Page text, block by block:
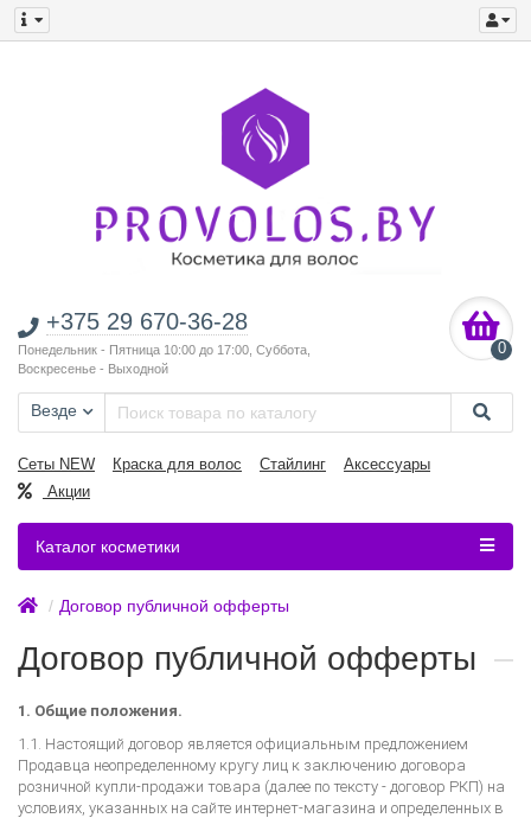
+375 29 670-36-28
Понедельник - Пятница 10:00 до 17:00, Суббота,
Воскресенье - Выходной
0
Везде
Сеты NEW Краска для волос Стайлинг
Аксессуары
Акции
Каталог косметики
Договор публичной офферты
Договор публичной офферты
1. Общие положения.
1.1. Настоящий договор является официальным предложением
Продавца неопределенному кругу лиц к заключению договора
розничной купли-продажи товара (далее по тексту - договор РКП) на
условиях, указанных на сайте интернет-магазина и определенных в